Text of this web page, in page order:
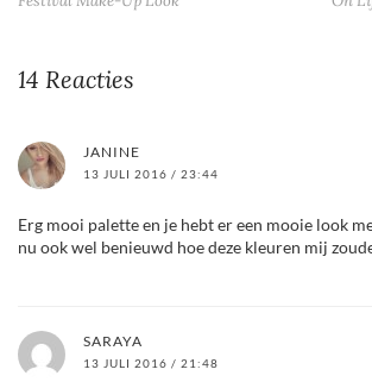
14 Reacties
JANINE
13 JULI 2016 / 23:44
Erg mooi palette en je hebt er een mooie look
nu ook wel benieuwd hoe deze kleuren mij
SARAYA
13 JULI 2016 / 21:48